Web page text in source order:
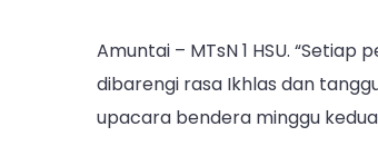
Amuntai – MTsN 1 HSU.
dibarengi rasa Ikhlas dan
upacara bendera minggu